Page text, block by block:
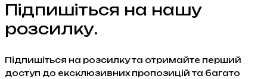
Підпишіться на нашу
розсилку.
Підпишіться на розсилку та отримайте перший
доступ до ексклюзивних пропозицій та багато